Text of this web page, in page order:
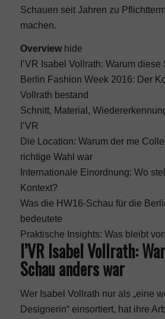
Schauen seit Jahren zu
machen.
Overview hide
I’VR Isabel Vollrath: Warum
Berlin Fashion Week 2016: Der
Vollrath bestand
Schnitt, Material,
I’VR
Die Location: Warum der me
richtige Wahl war
Internationale Einordnung: Wo
Kontext?
Was die HW16-Schau für die
bedeutete
Praktische Insights: Was bleibt
I’VR Isabel Vollrath:
Schau anders war
Wer Isabel Vollrath nur als „eine
Designerin“ einsortiert, hat ihre